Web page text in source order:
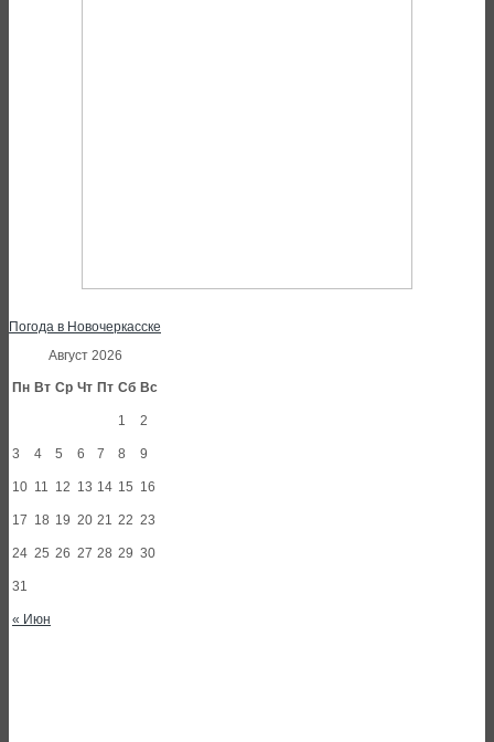
Погода в Новочеркасске
Август 2026
Пн Вт Ср Чт Пт Сб Вс
« Июн
1 2
3 4 5 6 7 8 9
10 11 12 13 14 15 16
17 18 19 20 21 22 23
24 25 26 27 28 29 30
31